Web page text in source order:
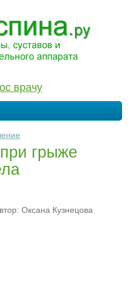
врачу
грыже
Оксана Кузнецова